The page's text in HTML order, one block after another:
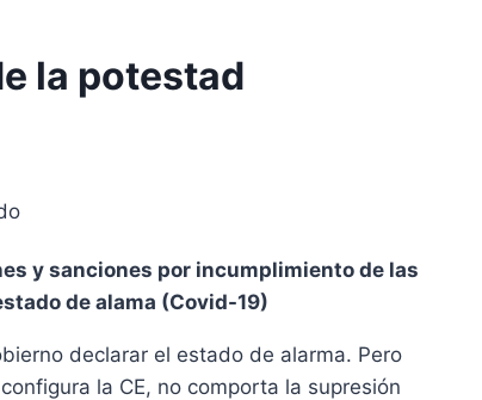
la potestad
y sanciones por incumplimiento de las
de alama (Covid-19)
declarar el estado de alarma. Pero
la CE, no comporta la supresión